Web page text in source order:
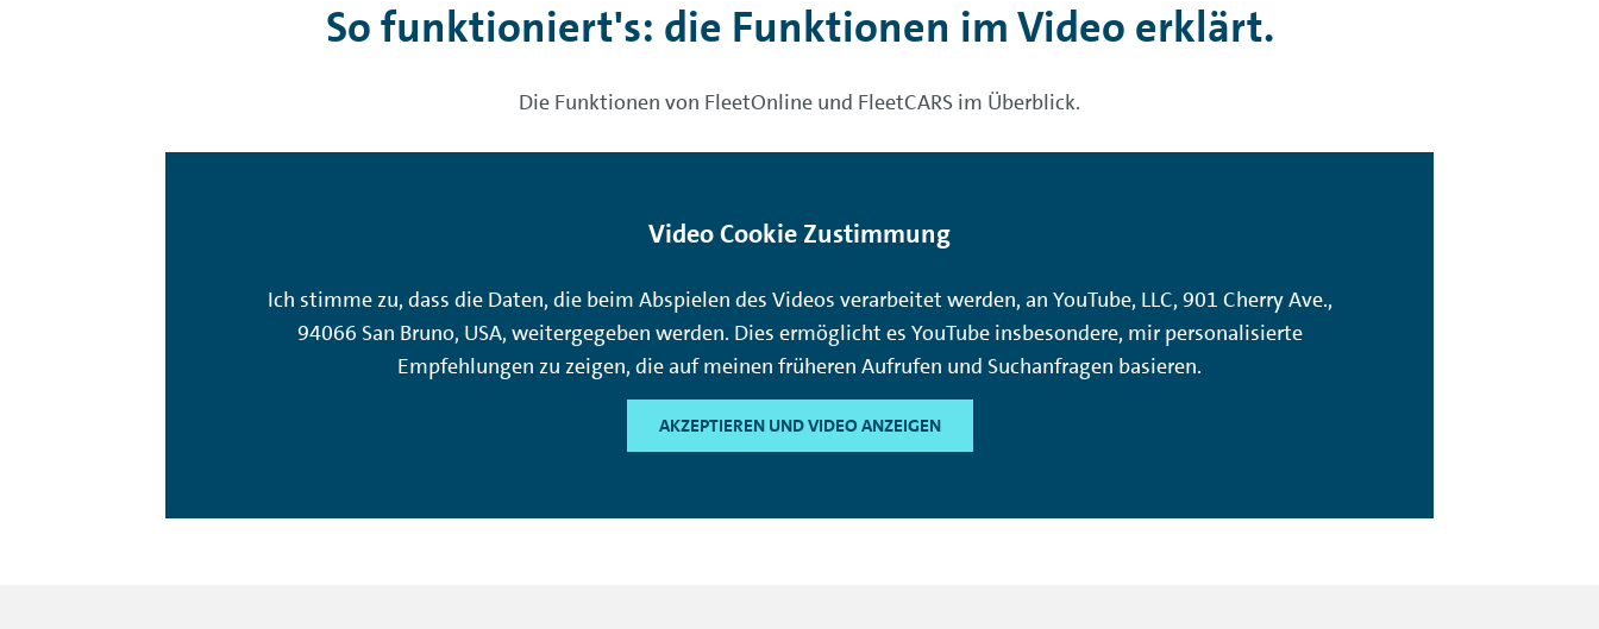
So funktioniert's: die Funktionen im Video erklärt.
Die Funktionen von FleetOnline und FleetCARS im Überblick.
Video Cookie Zustimmung
Ich stimme zu, dass die Daten, die beim Abspielen des Videos verarbeitet werden, an YouTube, LLC, 901 Cherry Ave.,
94066 San Bruno, USA, weitergegeben werden. Dies ermöglicht es YouTube insbesondere, mir personalisierte
Empfehlungen zu zeigen, die auf meinen früheren Aufrufen und Suchanfragen basieren.
AKZEPTIEREN UND VIDEO ANZEIGEN